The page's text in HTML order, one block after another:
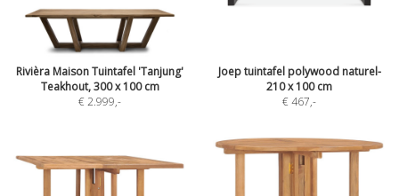
Rivièra Maison Tuintafel 'Tanjung'
Teakhout, 300 x 100 cm
€ 2.999,-
Joep tuintafel polywood naturel-
210 x 100 cm
€ 467,-